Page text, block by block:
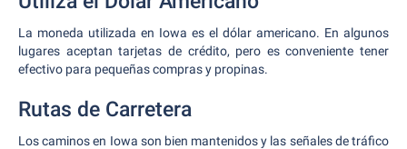
La moneda utilizada en Iowa es el dólar americano. En algunos
lugares aceptan tarjetas de crédito, pero es conveniente tener
efectivo para pequeñas compras y propinas.
Rutas de Carretera
Los caminos en Iowa son bien mantenidos y las señales de tráfico